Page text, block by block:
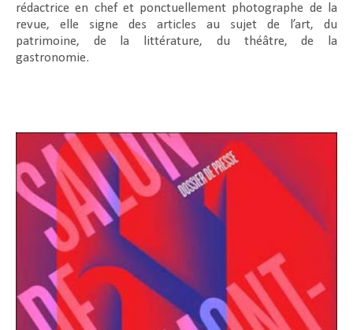
rédactrice en chef et ponctuellement photographe de la
revue, elle signe des articles au sujet de l’art, du
patrimoine, de la littérature, du théâtre, de la
gastronomie.